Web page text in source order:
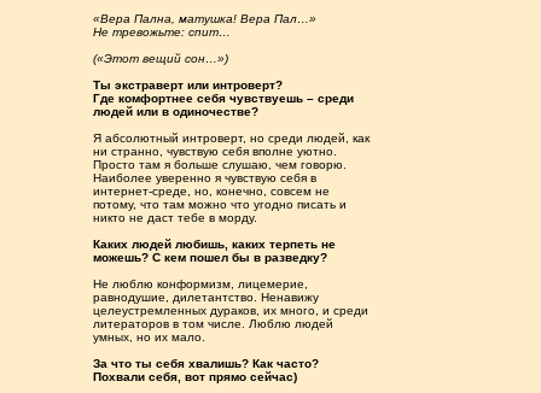
«Вера Пална, матушка! Вера Пал…»
Не тревожьте: спит…
(«Этот вещий сон…»)
Ты экстраверт или интроверт?
Где комфортнее себя чувствуешь – среди
людей или в одиночестве?
Я абсолютный интроверт, но среди людей, как
ни странно, чувствую себя вполне уютно.
Просто там я больше слушаю, чем говорю.
Наиболее уверенно я чувствую себя в
интернет-среде, но, конечно, совсем не
потому, что там можно что угодно писать и
никто не даст тебе в морду.
Каких людей любишь, каких терпеть не
можешь? С кем пошел бы в разведку?
Не люблю конформизм, лицемерие,
равнодушие, дилетантство. Ненавижу
целеустремленных дураков, их много, и среди
литераторов в том числе. Люблю людей
умных, но их мало.
За что ты себя хвалишь? Как часто?
Похвали себя, вот прямо сейчас)